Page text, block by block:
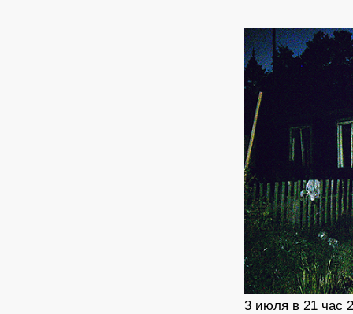
3 июля в 21 час